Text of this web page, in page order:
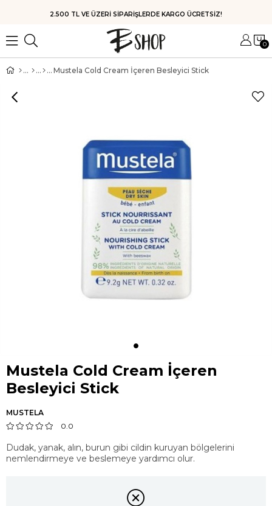
HIZLI KARGO
0
Mustela Cold Cream İçeren Besleyici Stick
Mustela Cold Cream İçeren
Besleyici Stick
MUSTELA
0.0
Dudak, yanak, alın, burun gibi cildin kuruyan bölgelerini
nemlendirmeye ve beslemeye yardımcı olur.